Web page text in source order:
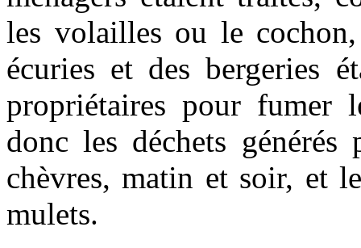
les volailles ou le
écuries et des bergeries
propriétaires pour
donc les déchets générés
chèvres, matin et soir, et
mulets.